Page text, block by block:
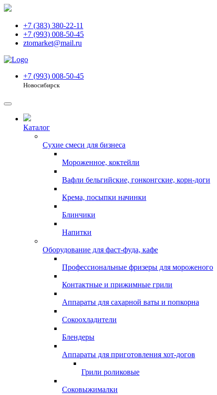
+7 (383) 380-22-11
+7 (993) 008-50-45
ztomarket@mail.ru
+7 (993) 008-50-45
Новосибирск
Каталог
Сухие смеси для бизнеса
Мороженное, коктейли
Вафли бельгийские, гонконгские, корн-доги
Крема, посыпки начинки
Блинчики
Напитки
Оборудование для фаст-фуда, кафе
Профессиональные фризеры для мороженого
Контактные и прижимные грили
Аппараты для сахарной ваты и попкорна
Сокоохладители
Блендеры
Аппараты для приготовления хот-догов
Грили роликовые
Соковыжималки